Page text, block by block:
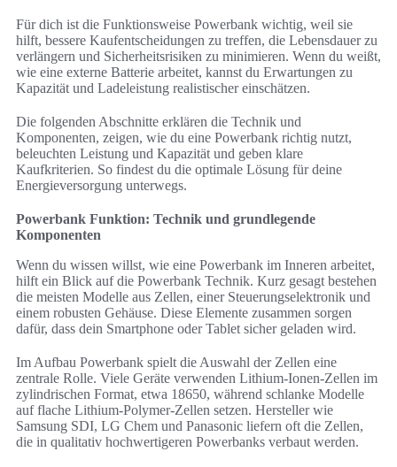
Für dich ist die Funktionsweise Powerbank wichtig, weil sie
hilft, bessere Kaufentscheidungen zu treffen, die Lebensdauer zu
verlängern und Sicherheitsrisiken zu minimieren. Wenn du weißt,
wie eine externe Batterie arbeitet, kannst du Erwartungen zu
Kapazität und Ladeleistung realistischer einschätzen.
Die folgenden Abschnitte erklären die Technik und
Komponenten, zeigen, wie du eine Powerbank richtig nutzt,
beleuchten Leistung und Kapazität und geben klare
Kaufkriterien. So findest du die optimale Lösung für deine
Energieversorgung unterwegs.
Powerbank Funktion: Technik und grundlegende
Komponenten
Wenn du wissen willst, wie eine Powerbank im Inneren arbeitet,
hilft ein Blick auf die Powerbank Technik. Kurz gesagt bestehen
die meisten Modelle aus Zellen, einer Steuerungselektronik und
einem robusten Gehäuse. Diese Elemente zusammen sorgen
dafür, dass dein Smartphone oder Tablet sicher geladen wird.
Im Aufbau Powerbank spielt die Auswahl der Zellen eine
zentrale Rolle. Viele Geräte verwenden Lithium-Ionen-Zellen im
zylindrischen Format, etwa 18650, während schlanke Modelle
auf flache Lithium-Polymer-Zellen setzen. Hersteller wie
Samsung SDI, LG Chem und Panasonic liefern oft die Zellen,
die in qualitativ hochwertigeren Powerbanks verbaut werden.